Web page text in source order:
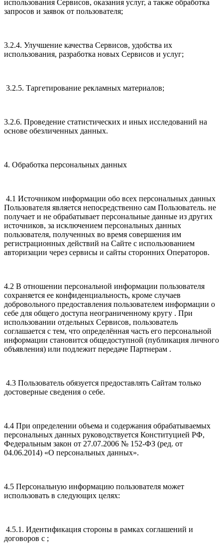
использования Сервисов, оказания услуг, а также обработка
запросов и заявок от пользователя;
3.2.4. Улучшение качества Сервисов, удобства их
использования, разработка новых Сервисов и услуг;
3.2.5. Таргетирование рекламных материалов;
3.2.6. Проведение статистических и иных исследований на
основе обезличенных данных.
4. Обработка персональных данных
4.1 Источником информации обо всех персональных данных
Пользователя является непосредственно сам Пользователь. не
получает и не обрабатывает персональные данные из других
источников, за исключением персональных данных
пользователя, полученных во время совершения им
регистрационных действий на Сайте с использованием
авторизации через сервисы и сайты сторонних Операторов.
4.2 В отношении персональной информации пользователя
сохраняется ее конфиденциальность, кроме случаев
добровольного предоставления пользователем информации о
себе для общего доступа неограниченному кругу . При
использовании отдельных Сервисов, пользователь
соглашается с тем, что определённая часть его персональной
информации становится общедоступной (публикация личного
объявления) или подлежит передаче Партнерам .
4.3 Пользователь обязуется предоставлять Сайтам только
достоверные сведения о себе.
4.4 При определении объема и содержания обрабатываемых
персональных данных руководствуется Конституцией РФ,
Федеральным закон от 27.07.2006 № 152-ФЗ (ред. от
04.06.2014) «О персональных данных».
4.5 Персональную информацию пользователя может
использовать в следующих целях:
4.5.1. Идентификация стороны в рамках соглашений и
договоров с ;